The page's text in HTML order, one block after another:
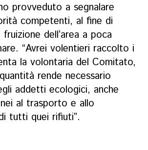
provveduto a segnalare
competenti, al fine di
fruizione dell’area a poca
“Avrei volentieri raccolto i
la volontaria del Comitato,
rende necessario
addetti ecologici, anche
al trasporto e allo
tutti quei rifiuti”.